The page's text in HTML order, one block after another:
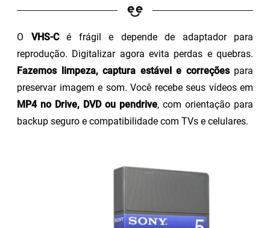
O VHS-Cé frágil e depende de adaptador para
reprodução. Digitalizar agora evita perdas e quebras.
Fazemos limpeza, captura estável e correçõespara
preservar imagem e som. Você recebe seus vídeos em
MP4 no Drive, DVD ou pendrive, com orientação para
backup seguro e compatibilidade com TVs e celulares.